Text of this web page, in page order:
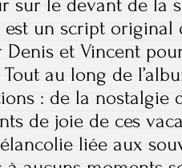
sur le devant de la
est un script
et Vincent
au long de
: de la nostalgie
de joie de ces
liée aux